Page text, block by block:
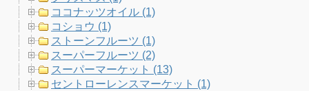
h
a
n
ココナッツオイル (1)
コショウ (1)
ストーンフルーツ (1)
スーパーフルーツ (2)
スーパーマーケット (13)
セントローレンスマーケット (1)